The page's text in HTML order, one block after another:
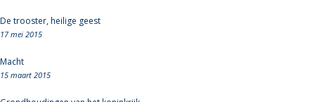
De trooster, heilige geest
17 mei 2015
Macht
15 maart 2015